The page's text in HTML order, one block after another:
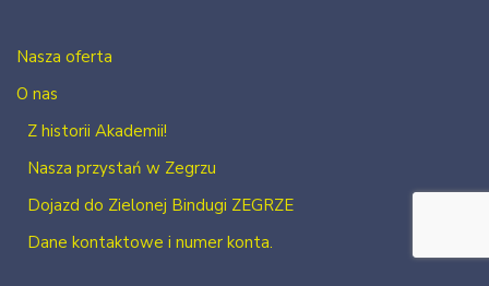
Nasza oferta
O nas
Z historii Akademii!
Nasza przystań w Zegrzu
Dojazd do Zielonej Bindugi ZEGRZE
Dane kontaktowe i numer konta.